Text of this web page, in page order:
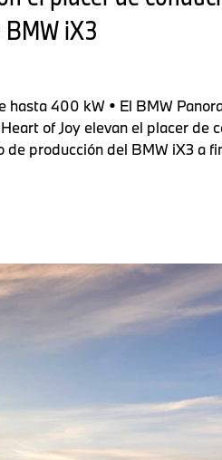
iX3
400 kW • El BMW
of Joy elevan el placer de
de producción del BMW iX3 a